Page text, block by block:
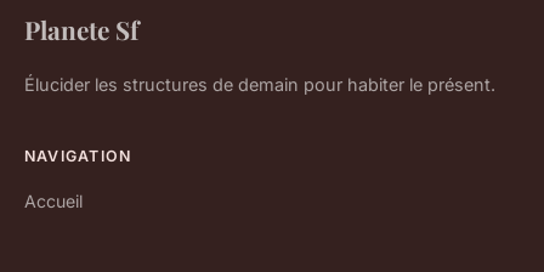
Planete Sf
Élucider les structures de demain pour habiter le présent.
NAVIGATION
Accueil